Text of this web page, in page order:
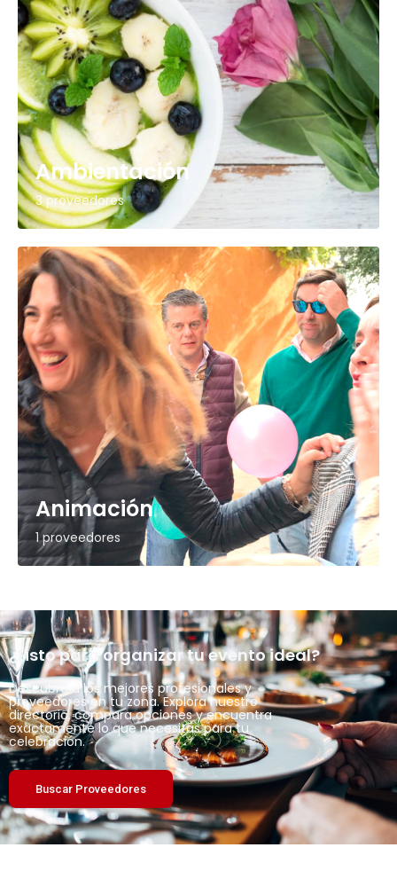
Ambientación
3 proveedores
Animación
1 proveedores
¿Listo para organizar tu evento ideal?
Descubre a los mejores profesionales y
proveedores en tu zona. Explora nuestro
directorio, compara opciones y encuentra
exactamente lo que necesitas para tu
celebración.
Buscar Proveedores